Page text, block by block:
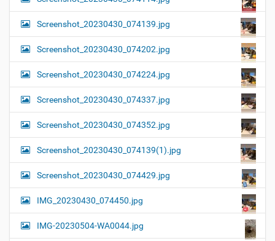
Screenshot_20230430_074139.jpg
Screenshot_20230430_074202.jpg
Screenshot_20230430_074224.jpg
Screenshot_20230430_074337.jpg
Screenshot_20230430_074352.jpg
Screenshot_20230430_074139(1).jpg
Screenshot_20230430_074429.jpg
IMG_20230430_074450.jpg
IMG-20230504-WA0044.jpg